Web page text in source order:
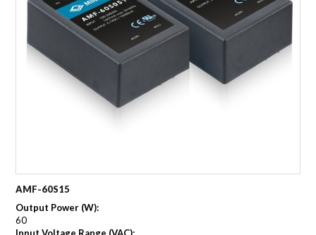
AMF-60S15
Output Power (W):
60